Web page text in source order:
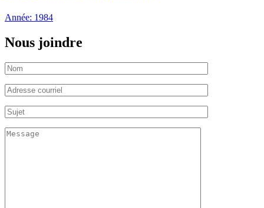
Année: 1984
Nous joindre